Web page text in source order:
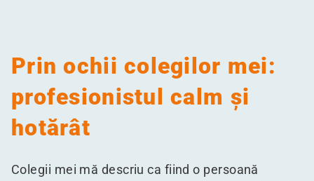
Prin ochii colegilor mei:
profesionistul calm și
hotărât
Colegii mei mă descriu ca fiind o persoană